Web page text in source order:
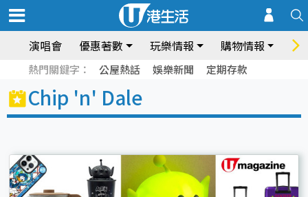
演唱會 優惠著數 玩樂情報 購物情報 飲
熱門關鍵字： 公屋熱話 娛樂新聞 定期存款
Chip 'n' Dale